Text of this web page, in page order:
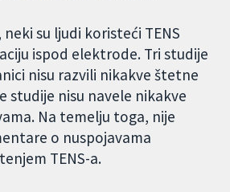
su ljudi koristeći TENS
ispod elektrode. Tri studije
nisu razvili nikakve štetne
studije nisu navele nikakve
Na temelju toga, nije
o nuspojavama
TENS-a.